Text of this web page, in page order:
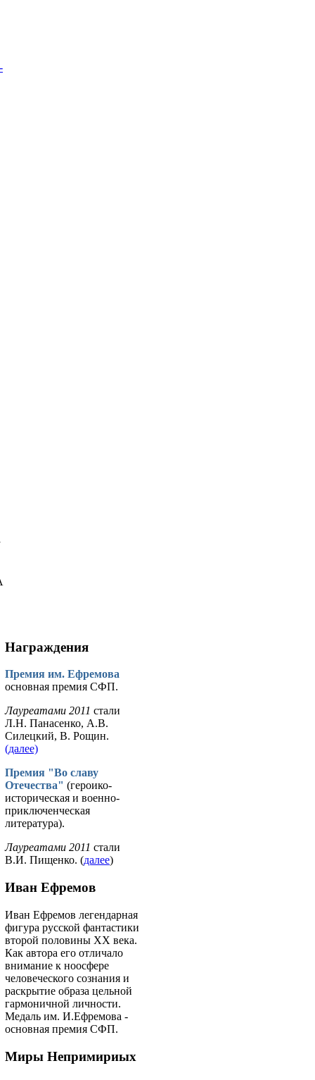
Награждения
Премия им. Ефремова
основная премия СФП.
Лауреатами 2011 стали
Л.Н. Панасенко, А.В.
Силецкий, В. Рощин.
(далее)
Премия "Во славу
Отечества" (героико-
историческая и военно-
приключенческая
литература).
Лауреатами 2011 стали
В.И. Пищенко. (далее)
Иван Ефремов
Иван Ефремов легендарная
фигура русской фантастики
второй половины ХХ века.
Как автора его отличало
внимание к ноосфере
человеческого сознания и
раскрытие образа цельной
гармоничной личности.
Медаль им. И.Ефремова -
основная премия СФП.
Миры Непримириых